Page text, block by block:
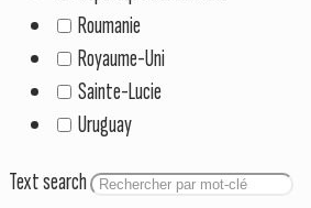
Roumanie
Royaume-Uni
Sainte-Lucie
Uruguay
Text search